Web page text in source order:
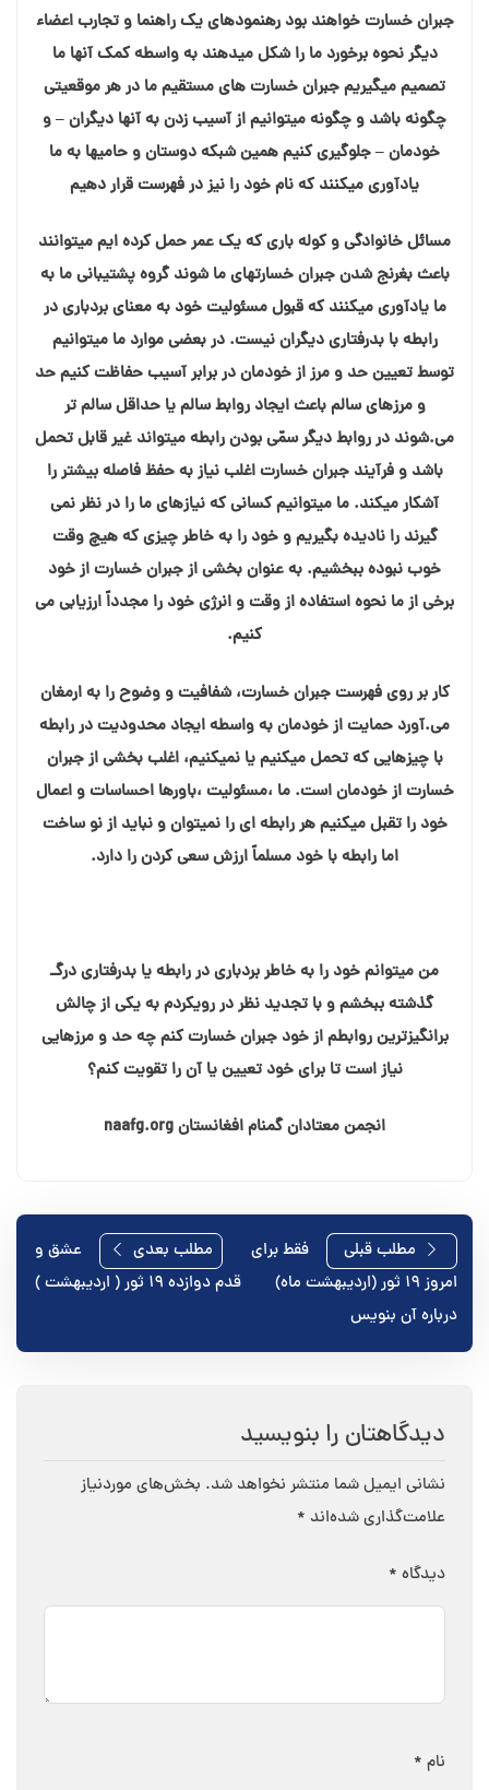
جبران خسارت خواهند بود رهنمودهای یک راهنما و تجارب اعضاء
دیگر نحوه برخورد ما را شکل میدهند به واسطه کمک آنها ما
تصمیم میگیریم جبران خسارت های مستقیم ما در هر موقعیتی
چگونه باشد و چگونه میتوانیم از آسیب زدن به آنها دیگران – و
خودمان – جلوگیری کنیم همین شبکه دوستان و حامیها به ما
یادآوری میکنند که نام خود را نیز در فهرست قرار دهیم
مسائل خانوادگی و کوله باری که یک عمر حمل کرده ایم میتوانند
باعث بغرنج شدن جبران خسارتهای ما شوند گروه پشتیبانی ما به
ما یادآوری میکنند که قبول مسئولیت خود به معنای بردباری در
رابطه با بدرفتاری دیگران نیست. در بعضی موارد ما میتوانیم
توسط تعیین حد و مرز از خودمان در برابر آسیب حفاظت کنیم حد
و مرزهای سالم باعث ایجاد روابط سالم یا حداقل سالم تر
می.شوند در روابط دیگر سمّی بودن رابطه میتواند غیر قابل تحمل
باشد و فرآیند جبران خسارت اغلب نیاز به حفظ فاصله بیشتر را
آشکار میکند. ما میتوانیم کسانی که نیازهای ما را در نظر نمی
گیرند را نادیده بگیریم و خود را به خاطر چیزی که هیچ وقت
خوب نبوده ببخشیم. به عنوان بخشی از جبران خسارت از خود
برخی از ما نحوه استفاده از وقت و انرژی خود را مجدداً ارزیابی می
کنیم.
کار بر روی فهرست جبران خسارت، شفافیت و وضوح را به ارمغان
می.آورد حمایت از خودمان به واسطه ایجاد محدودیت در رابطه
با چیزهایی که تحمل میکنیم یا نمیکنیم، اغلب بخشی از جبران
خسارت از خودمان است. ما ،مسئولیت ،باورها احساسات و اعمال
خود را تقبل میکنیم هر رابطه ای را نمیتوان و نباید از نو ساخت
اما رابطه با خود مسلماً ارزش سعی کردن را دارد.
من میتوانم خود را به خاطر بردباری در رابطه یا بدرفتاری درگـ
گذشته ببخشم و با تجدید نظر در رویکردم به یکی از چالش
برانگیزترین روابطم از خود جبران خسارت کنم چه حد و مرزهایی
نیاز است تا برای خود تعیین یا آن را تقویت کنم؟
انجمن معتادان گمنام افغانستان naafg.org
راهبری
نوشته
مطلب قبلی
فقط برای
امروز ۱۹ ثور (اردیبهشت ماه)
درباره آن بنویس
مطلب بعدی
عشق و
قدم دوازده ۱۹ ثور ( اردیبهشت )
دیدگاهتان را بنویسید
نشانی ایمیل شما منتشر نخواهد شد. بخش‌های موردنیاز
علامت‌گذاری شده‌اند *
دیدگاه *
نام *